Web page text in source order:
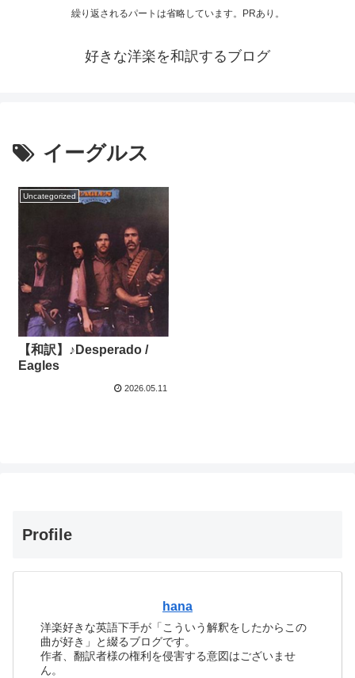
繰り返されるパートは省略しています。PRあり。
好きな洋楽を和訳するブログ
イーグルス
Uncategorized
【和訳】♪Desperado /
Eagles
2026.05.11
Profile
hana
洋楽好きな英語下手が「こういう解釈をしたからこの
曲が好き」と綴るブログです。
作者、翻訳者様の権利を侵害する意図はございませ
ん。